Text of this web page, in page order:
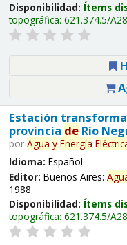
Disponibilidad: Ítems
topográfica: 621.374.5/
Estación
provincia deRío
por Agua y Energía
Idioma: Español
Editor: Buenos Aires:
1988
Disponibilidad: Ítems
topográfica: 621.374.5/